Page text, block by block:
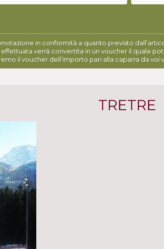
in conformità a quanto previsto
verrà convertita in un voucher il quale
il voucher dell’importo pari alla caparra da voi
TRETRE